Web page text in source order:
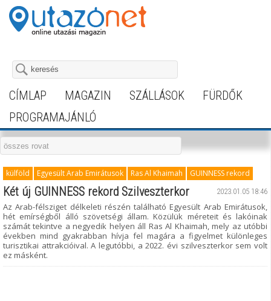
CÍMLAP MAGAZIN SZÁLLÁSOK
FÜRDŐK
PROGRAMAJÁNLÓ
külföld Egyesült Arab Emirátusok Ras Al Khaimah GUINNESS rekord
2023.01.05 18:46
Két új GUINNESS rekord Szilveszterkor
Az Arab-félsziget délkeleti részén található Egyesült Arab Emirátusok,
hét emírségből álló szövetségi állam. Közülük méreteit és lakóinak
számát tekintve a negyedik helyen áll Ras Al Khaimah, mely az utóbbi
években mind gyakrabban hívja fel magára a figyelmet különleges
turisztikai attrakcióival. A legutóbbi, a 2022. évi szilveszterkor sem volt
ez másként.